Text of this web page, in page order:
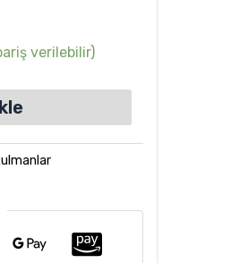
verilebilir)